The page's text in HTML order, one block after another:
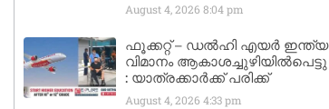
August 4, 2026 8:04 pm
ഫൂക്കറ്റ് – ഡൽഹി എയര്‍ ഇന്ത്യ
വിമാനം ആകാശച്ചുഴിയില്‍പെട്ടു
: യാത്രക്കാര്‍ക്ക് പരിക്ക്
August 4, 2026 4:33 pm